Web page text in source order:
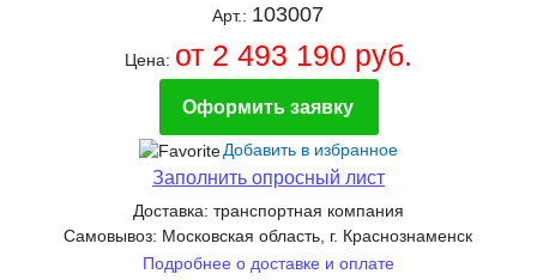
Арт.: 103007
Цена: от 2 493 190 руб.
Оформить заявку
Добавить в избранное
Заполнить опросный лист
Доставка: транспортная компания
Самовывоз: Московская область, г. Краснознаменск
Подробнее о доставке и оплате